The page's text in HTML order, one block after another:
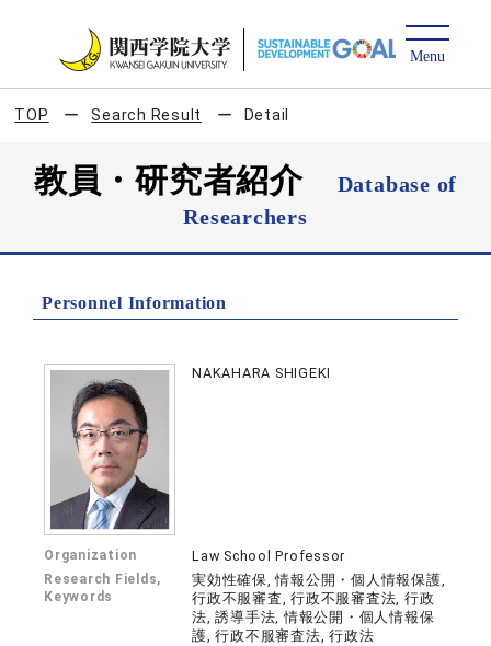
TOP Search Result Detail
教員・研究者紹介
Database of
Researchers
Personnel Information
NAKAHARA SHIGEKI
Organization Law School Professor
Research Fields,
Keywords
実効性確保, 情報公開・個人情報保護,
行政不服審査, 行政不服審査法, 行政
法, 誘導手法, 情報公開・個人情報保
護, 行政不服審査法, 行政法